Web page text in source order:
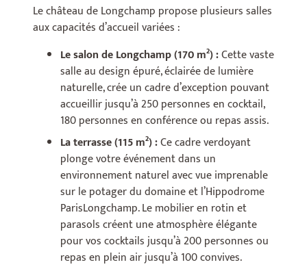
Le château de Longchamp propose plusieurs salles
aux capacités d’accueil variées :
Le salon de Longchamp (170 m²) :Cette vaste
salle au design épuré, éclairée de lumière
naturelle, crée un cadre d’exception pouvant
accueillir jusqu’à 250 personnes en cocktail,
180 personnes en conférence ou repas assis.
La terrasse (115 m²) :Ce cadre verdoyant
plonge votre événement dans un
environnement naturel avec vue imprenable
sur le potager du domaine et l’Hippodrome
ParisLongchamp. Le mobilier en rotin et
parasols créent une atmosphère élégante
pour vos cocktails jusqu’à 200 personnes ou
repas en plein air jusqu’à 100 convives.